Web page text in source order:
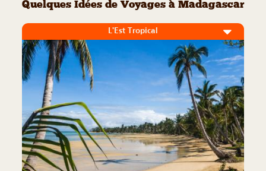
Quelques Idées de Voyages à Madagascar
L'Est Tropical